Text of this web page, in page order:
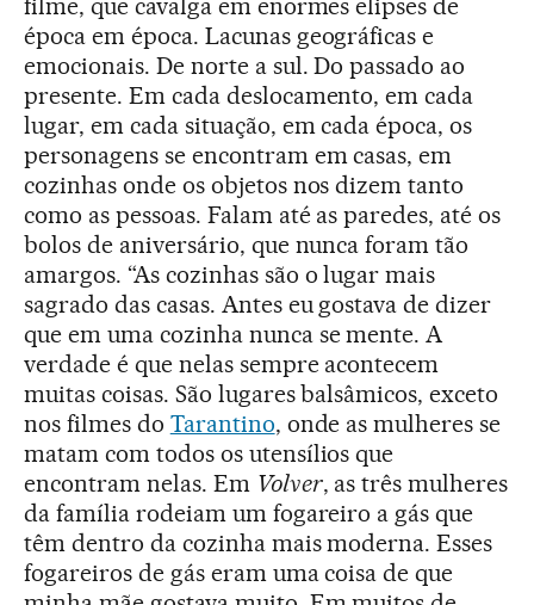
época em época. Lacunas geográficas e
emocionais. De norte a sul. Do passado ao
presente. Em cada deslocamento, em cada
lugar, em cada situação, em cada época, os
personagens se encontram em casas, em
cozinhas onde os objetos nos dizem tanto
como as pessoas. Falam até as paredes, até os
bolos de aniversário, que nunca foram tão
amargos. “As cozinhas são o lugar mais
sagrado das casas. Antes eu gostava de dizer
que em uma cozinha nunca se mente. A
verdade é que nelas sempre acontecem
muitas coisas. São lugares balsâmicos, exceto
nos filmes do Tarantino, onde as mulheres se
matam com todos os utensílios que
encontram nelas. Em Volver, as três mulheres
da família rodeiam um fogareiro a gás que
têm dentro da cozinha mais moderna. Esses
fogareiros de gás eram uma coisa de que